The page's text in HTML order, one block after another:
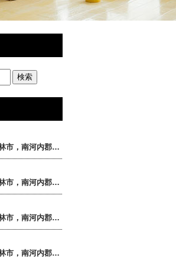
羽曳野市，富田林市，南河内郡，大阪 引越し, 大阪市 引越し, 大阪市24区 引越し, 不用品回収 大阪, 単身引越し 大阪, タワーマンション 引越し, IKEA家具 引越し
羽曳野市，富田林市，南河内郡，大阪 引越し, 大阪市 引越し, 大阪市24区 引越し, 不用品回収 大阪, 単身引越し 大阪, タワーマンション 引越し, IKEA家具 引越し
羽曳野市，富田林市，南河内郡，大阪 引越し, 大阪市 引越し, 大阪市24区 引越し, 不用品回収 大阪, 単身引越し 大阪, タワーマンション 引越し, IKEA家具 引越し
羽曳野市，富田林市，南河内郡，大阪 引越し, 大阪市 引越し, 大阪市24区 引越し, 不用品回収 大阪, 単身引越し 大阪, タワーマンション 引越し, IKEA家具 引越し